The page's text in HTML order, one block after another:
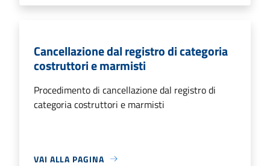
Cancellazione dal registro di categoria
costruttori e marmisti
Procedimento di cancellazione dal registro di
categoria costruttori e marmisti
VAI ALLA PAGINA